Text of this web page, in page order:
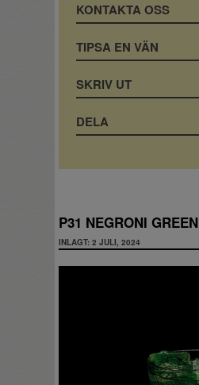
KONTAKTA OSS
TIPSA EN VÄN
SKRIV UT
DELA
P31 NEGRONI GREEN
INLAGT: 2 JULI, 2024